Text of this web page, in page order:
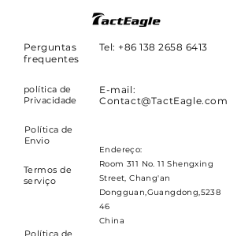
Perguntas
frequentes
Tel: +86138 2658 6413
política de
Privacidade
E-mail:
Contact@TactEagle.com
Política de
Envio
Termos de
serviço
Endereço:
Room 311 No. 11 Shengxing
Street, Chang'an
Dongguan,Guangdong,5238
46
China
Política de